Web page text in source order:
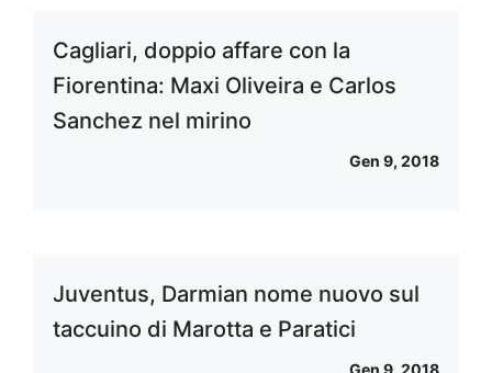
Cagliari, doppio affare con la
Fiorentina: Maxi Oliveira e Carlos
Sanchez nel mirino
Gen 9, 2018
Juventus, Darmian nome nuovo sul
taccuino di Marotta e Paratici
Gen 9, 2018